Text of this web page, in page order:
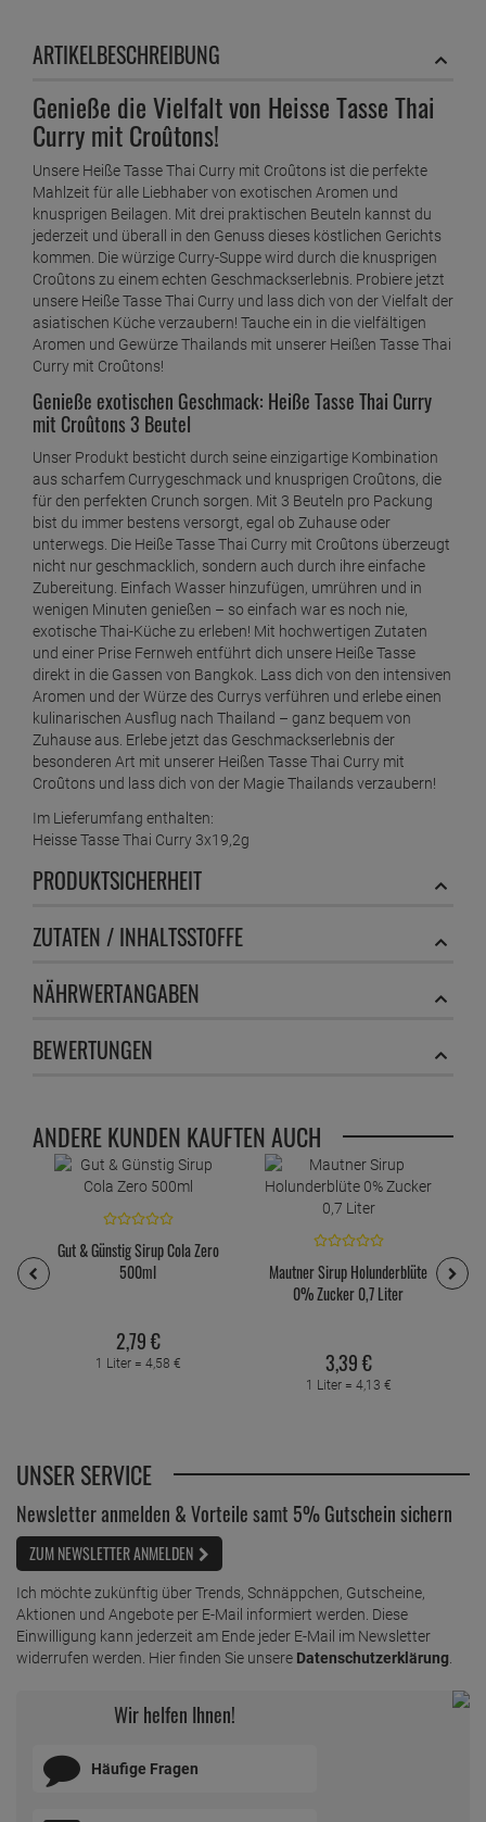
ARTIKELBESCHREIBUNG
Genieße die Vielfalt von Heisse Tasse Thai
Curry mit Croûtons!
Unsere Heiße Tasse Thai Curry mit Croûtons ist die perfekte
Mahlzeit für alle Liebhaber von exotischen Aromen und
knusprigen Beilagen. Mit drei praktischen Beuteln kannst du
jederzeit und überall in den Genuss dieses köstlichen Gerichts
kommen. Die würzige Curry-Suppe wird durch die knusprigen
Croûtons zu einem echten Geschmackserlebnis. Probiere jetzt
unsere Heiße Tasse Thai Curry und lass dich von der Vielfalt der
asiatischen Küche verzaubern! Tauche ein in die vielfältigen
Aromen und Gewürze Thailands mit unserer Heißen Tasse Thai
Curry mit Croûtons!
Genieße exotischen Geschmack: Heiße Tasse Thai Curry
mit Croûtons 3 Beutel
Unser Produkt besticht durch seine einzigartige Kombination
aus scharfem Currygeschmack und knusprigen Croûtons, die
für den perfekten Crunch sorgen. Mit 3 Beuteln pro Packung
bist du immer bestens versorgt, egal ob Zuhause oder
unterwegs. Die Heiße Tasse Thai Curry mit Croûtons überzeugt
nicht nur geschmacklich, sondern auch durch ihre einfache
Zubereitung. Einfach Wasser hinzufügen, umrühren und in
wenigen Minuten genießen – so einfach war es noch nie,
exotische Thai-Küche zu erleben! Mit hochwertigen Zutaten
und einer Prise Fernweh entführt dich unsere Heiße Tasse
direkt in die Gassen von Bangkok. Lass dich von den intensiven
Aromen und der Würze des Currys verführen und erlebe einen
kulinarischen Ausflug nach Thailand – ganz bequem von
Zuhause aus. Erlebe jetzt das Geschmackserlebnis der
besonderen Art mit unserer Heißen Tasse Thai Curry mit
Croûtons und lass dich von der Magie Thailands verzaubern!
Im Lieferumfang enthalten:
Heisse Tasse Thai Curry 3x19,2g
PRODUKTSICHERHEIT
ZUTATEN / INHALTSSTOFFE
NÄHRWERTANGABEN
BEWERTUNGEN
ANDERE KUNDEN KAUFTEN AUCH
Gut & Günstig Sirup Cola Zero
500ml
2,79€
1 Liter = 4,58 €
Mautner Sirup Holunderblüte
0% Zucker 0,7 Liter
3,39€
1 Liter = 4,13 €
UNSER SERVICE
Newsletter anmelden & Vorteile samt 5% Gutschein sichern
ZUM NEWSLETTER ANMELDEN
Ich möchte zukünftig über Trends, Schnäppchen, Gutscheine,
Aktionen und Angebote per E-Mail informiert werden. Diese
Einwilligung kann jederzeit am Ende jeder E-Mail im Newsletter
widerrufen werden. Hier finden Sie unsere Datenschutzerklärung
Wir helfen Ihnen!
Häufige Fragen